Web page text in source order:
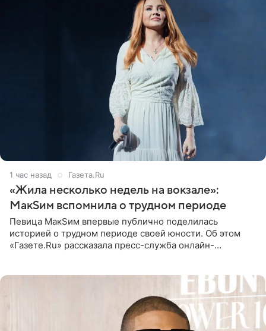
1 час назад Газета.Ru
«Жила несколько недель на вокзале»:
МакSим вспомнила о трудном периоде
Певица МакSим впервые публично поделилась
историей о трудном периоде своей юности. Об этом
«Газете.Ru» рассказала пресс-служба онлайн-